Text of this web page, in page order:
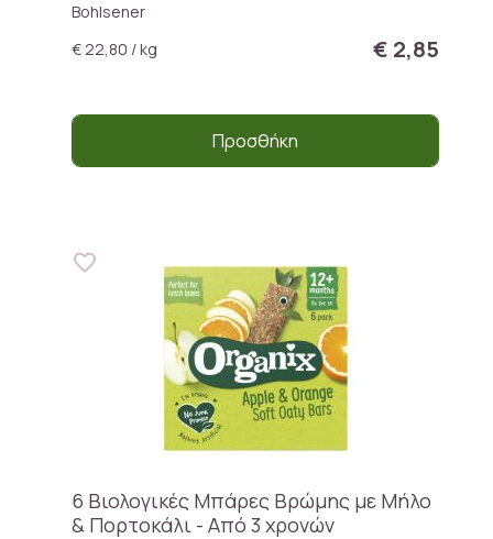
Bohlsener
€ 22,80 / kg
€ 2,85
Προσθήκη
6 Βιολογικές Μπάρες Βρώμης με Μήλο
& Πορτοκάλι - Από 3 χρονών